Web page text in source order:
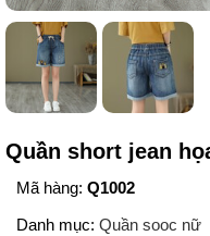
Quần short jean
Mã hàng: Q1002
Danh mục: Quần sooc nữ